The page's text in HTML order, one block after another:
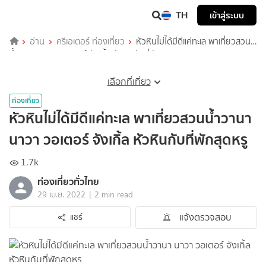
TH เข้าสู่ระบบ
อ่าน ครีเอเตอร์ ท่องเที่ยว
หัวหินไม่ได้มีดีแค่ทะเล พาเที่ยวสวน
น้ำวานา นาวา วอเตอร์ จังเกิ้ล หัวหินกับที่พักสุดหรู
เลือกที่เที่ยว
ท่องเที่ยว
หัวหินไม่ได้มีดีแค่ทะเล พาเที่ยวสวนน้ำวานา
นาวา วอเตอร์ จังเกิ้ล หัวหินกับที่พักสุดหรู
1.7k
ท่องเที่ยวทั่วไทย
29 เม.ย. 2022 | 2 min read
แชร์
แจ้งตรวจสอบ